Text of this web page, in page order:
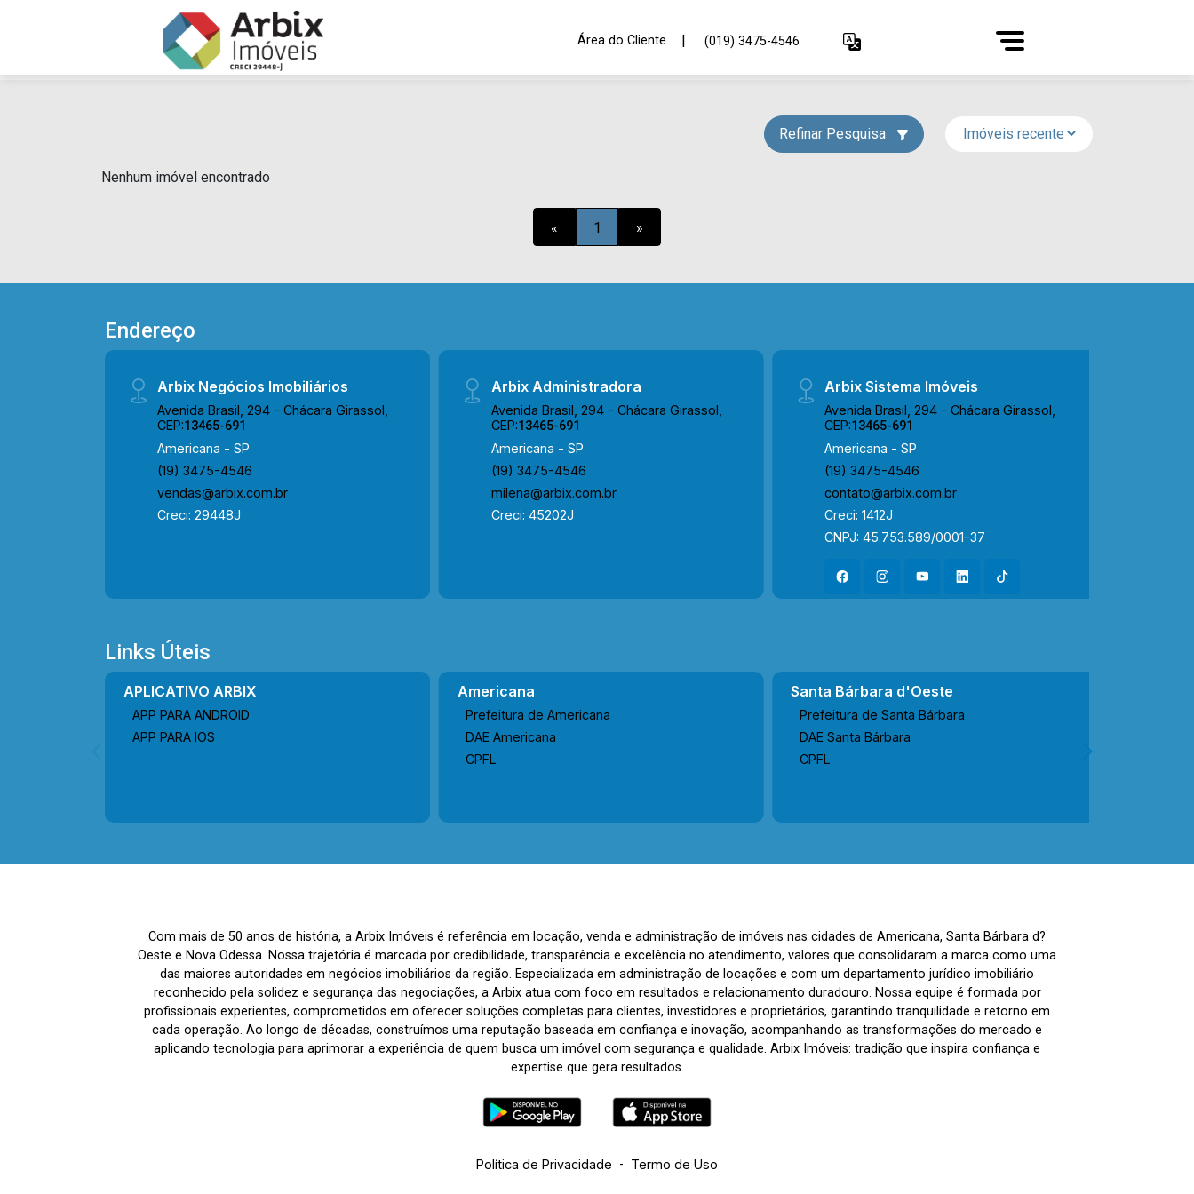
Área do Cliente | (019) 3475-4546
Refinar Pesquisa
Nenhum imóvel encontrado
« 1 »
Endereço
Arbix Negócios Imobiliários
Avenida Brasil, 294 - Chácara Girassol,
CEP:13465-691
Americana - SP
(19) 3475-4546
vendas@arbix.com.br
Creci: 29448J
Arbix Administradora
Avenida Brasil, 294 - Chácara Girassol,
CEP:13465-691
Americana - SP
(19) 3475-4546
milena@arbix.com.br
Creci: 45202J
Arbix Sistema Imóveis
Avenida Brasil, 294 - Chácara Girassol,
CEP:13465-691
Americana - SP
(19) 3475-4546
contato@arbix.com.br
Creci: 1412J
CNPJ: 45.753.589/0001-37
Links Úteis
APLICATIVO ARBIX
APP PARA ANDROID
APP PARA IOS
Americana
Prefeitura de Americana
DAE Americana
CPFL
Santa Bárbara d'Oeste
Prefeitura de Santa Bárbara
DAE Santa Bárbara
CPFL
Com mais de 50 anos de história, a Arbix Imóveis é referência em locação, venda e administração de imóveis nas cidades de Americana, Santa Bárbara d?
Oeste e Nova Odessa. Nossa trajetória é marcada por credibilidade, transparência e excelência no atendimento, valores que consolidaram a marca como uma
das maiores autoridades em negócios imobiliários da região. Especializada em administração de locações e com um departamento jurídico imobiliário
reconhecido pela solidez e segurança das negociações, a Arbix atua com foco em resultados e relacionamento duradouro. Nossa equipe é formada por
profissionais experientes, comprometidos em oferecer soluções completas para clientes, investidores e proprietários, garantindo tranquilidade e retorno em
cada operação. Ao longo de décadas, construímos uma reputação baseada em confiança e inovação, acompanhando as transformações do mercado e
aplicando tecnologia para aprimorar a experiência de quem busca um imóvel com segurança e qualidade. Arbix Imóveis: tradição que inspira confiança e
expertise que gera resultados.
Política de Privacidade - Termo de Uso